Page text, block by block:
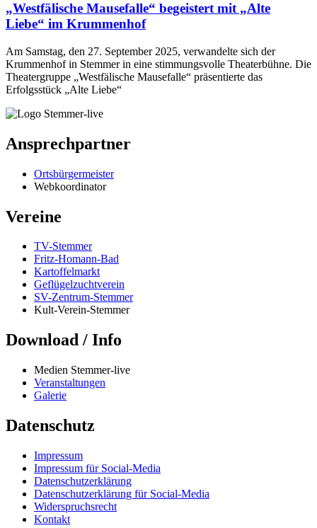
„Westfälische Mausefalle“ begeistert mit „Alte
Liebe“ im Krummenhof
Am Samstag, den 27. September 2025, verwandelte sich der
Krummenhof in Stemmer in eine stimmungsvolle Theaterbühne. Die
Theatergruppe „Westfälische Mausefalle“ präsentierte das
Erfolgsstück „Alte Liebe“
Ansprechpartner
Ortsbürgermeister
Webkoordinator
Vereine
TV-Stemmer
Fritz-Homann-Bad
Kartoffelmarkt
Geflügelzuchtverein
SV-Zentrum-Stemmer
Kult-Verein-Stemmer
Download / Info
Medien Stemmer-live
Veranstaltungen
Galerie
Datenschutz
Impressum
Impressum für Social-Media
Datenschutzerklärung
Datenschutzerklärung für Social-Media
Widerspruchsrecht
Kontakt